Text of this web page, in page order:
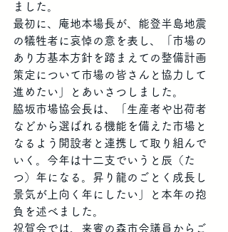
ました。
最初に、庵地本場長が、能登半島地震
の犠牲者に哀悼の意を表し、「市場の
あり方基本方針を踏まえての整備計画
策定について市場の皆さんと協力して
進めたい」とあいさつしました。
脇坂市場協会長は、「生産者や出荷者
などから選ばれる機能を備えた市場と
なるよう開設者と連携して取り組んで
いく。今年は十二支でいうと辰（た
つ）年になる。昇り龍のごとく成長し
景気が上向く年にしたい」と本年の抱
負を述べました。
祝賀会では、来賓の森市会議員からご